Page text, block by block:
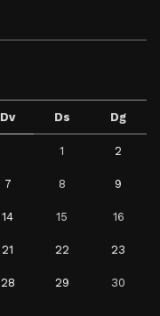
Dv Ds Dg
1 2
7 8 9
14 15 16
21 22 23
28 29 30